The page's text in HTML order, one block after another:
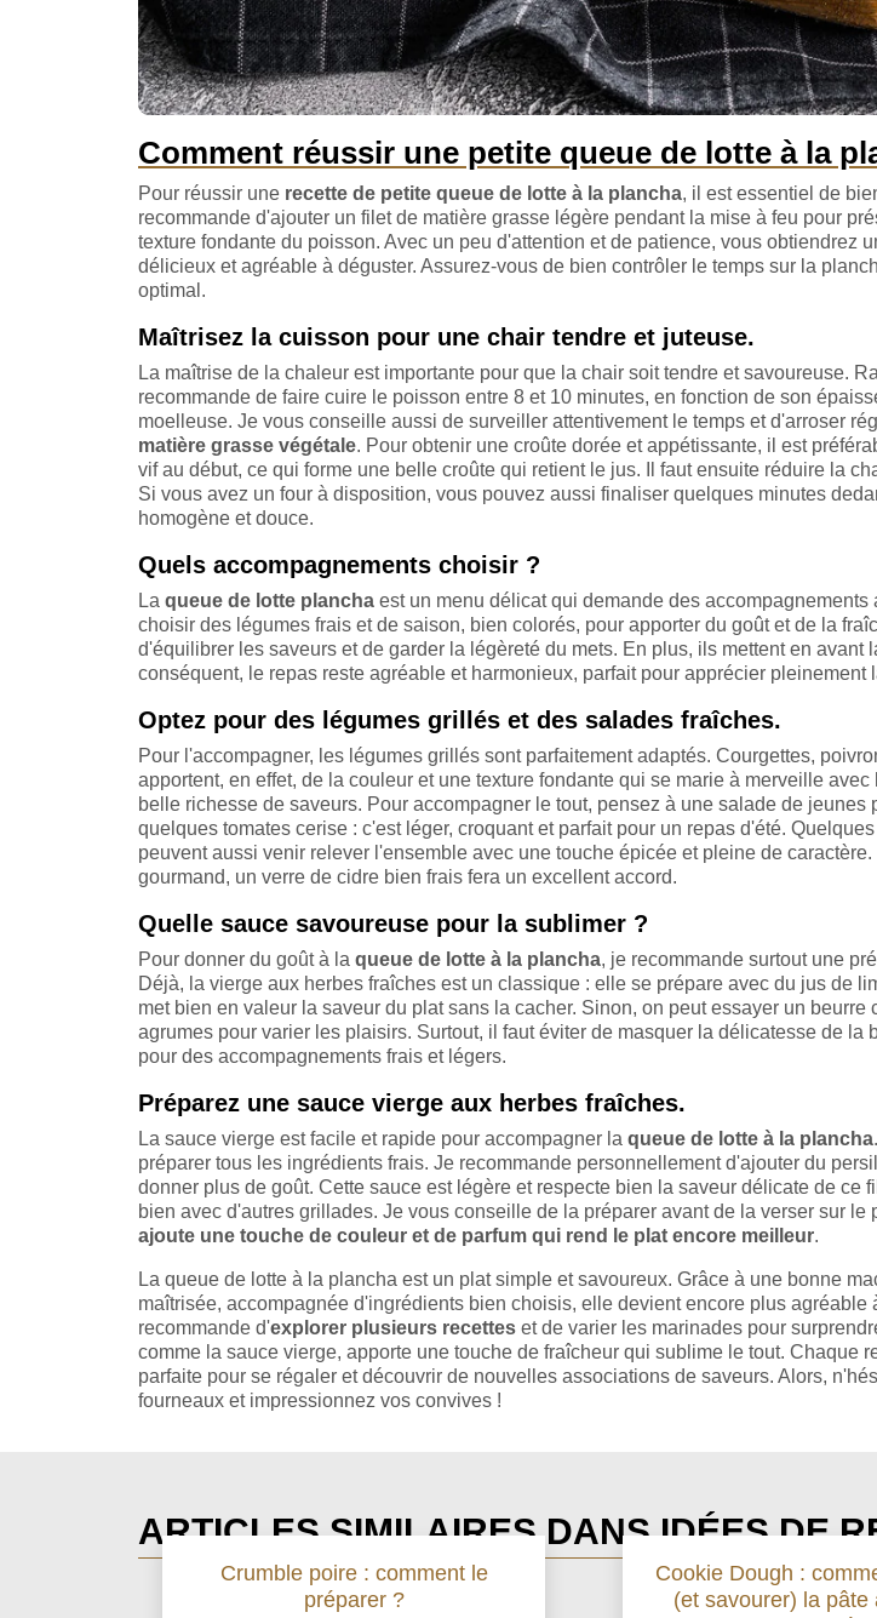
Comment réussir une petite queue de lotte à la
Pour réussir une recette de petite queue de lotte à la plancha, il est essentiel de
recommande d'ajouter un filet de matière grasse légère pendant la mise à feu pour
texture fondante du poisson. Avec un peu d'attention et de patience, vous obtiendrez
délicieux et agréable à déguster. Assurez-vous de bien contrôler le temps sur la
optimal.
Maîtrisez la cuisson pour une chair tendre et juteuse.
La maîtrise de la chaleur est importante pour que la chair soit tendre et savoureuse.
recommande de faire cuire le poisson entre 8 et 10 minutes, en fonction de son
moelleuse. Je vous conseille aussi de surveiller attentivement le temps et d'arroser
matière grasse végétale. Pour obtenir une croûte dorée et appétissante, il est
vif au début, ce qui forme une belle croûte qui retient le jus. Il faut ensuite réduire la
Si vous avez un four à disposition, vous pouvez aussi finaliser quelques minutes
homogène et douce.
Quels accompagnements choisir ?
La queue de lotte plancha est un menu délicat qui demande des accompagnements
choisir des légumes frais et de saison, bien colorés, pour apporter du goût et de la
d'équilibrer les saveurs et de garder la légèreté du mets. En plus, ils mettent en avant
conséquent, le repas reste agréable et harmonieux, parfait pour apprécier pleinement
Optez pour des légumes grillés et des salades fraîches.
Pour l'accompagner, les légumes grillés sont parfaitement adaptés. Courgettes,
apportent, en effet, de la couleur et une texture fondante qui se marie à merveille avec
belle richesse de saveurs. Pour accompagner le tout, pensez à une salade de jeunes
quelques tomates cerise : c'est léger, croquant et parfait pour un repas d'été.
peuvent aussi venir relever l'ensemble avec une touche épicée et pleine de
gourmand, un verre de cidre bien frais fera un excellent accord.
Quelle sauce savoureuse pour la sublimer ?
Pour donner du goût à la queue de lotte à la plancha, je recommande surtout une
Déjà, la vierge aux herbes fraîches est un classique : elle se prépare avec du jus de
met bien en valeur la saveur du plat sans la cacher. Sinon, on peut essayer un beurre
agrumes pour varier les plaisirs. Surtout, il faut éviter de masquer la délicatesse de la
pour des accompagnements frais et légers.
Préparez une sauce vierge aux herbes fraîches.
La sauce vierge est facile et rapide pour accompagner la queue de lotte à la plancha
préparer tous les ingrédients frais. Je recommande personnellement d'ajouter du
donner plus de goût. Cette sauce est légère et respecte bien la saveur délicate de ce
bien avec d'autres grillades. Je vous conseille de la préparer avant de la verser sur le
ajoute une touche de couleur et de parfum qui rend le plat encore meilleur.
La queue de lotte à la plancha est un plat simple et savoureux. Grâce à une bonne
maîtrisée, accompagnée d'ingrédients bien choisis, elle devient encore plus agréable
recommande d'explorer plusieurs recettes et de varier les marinades pour
comme la sauce vierge, apporte une touche de fraîcheur qui sublime le tout. Chaque
parfaite pour se régaler et découvrir de nouvelles associations de saveurs. Alors,
fourneaux et impressionnez vos convives !
ARTICLES SIMILAIRES DANS IDÉES DE
Crumble poire : comment le
préparer ?
Cookie Dough :
(et savourer) la pâte